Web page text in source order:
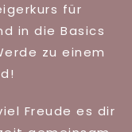
für
in die Basics
zu einem
Freude es dir